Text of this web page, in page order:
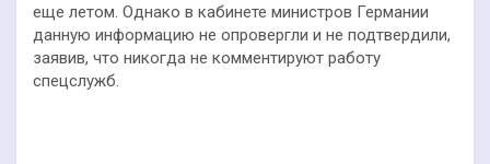
еще летом. Однако в кабинете министров Германии
данную информацию не опровергли и не подтвердили,
заявив, что никогда не комментируют работу
спецслужб.